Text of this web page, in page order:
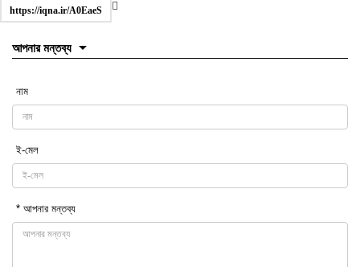
https://iqna.ir/A0EaeS
আপনার মন্তব্য
নাম
ই-মেল
* আপনার মন্তব্য